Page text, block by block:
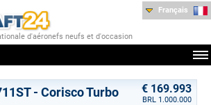
d'aéronefs neufs et d'occasion
Français
- Corisco Turbo € 169.993
BRL 1.000.000